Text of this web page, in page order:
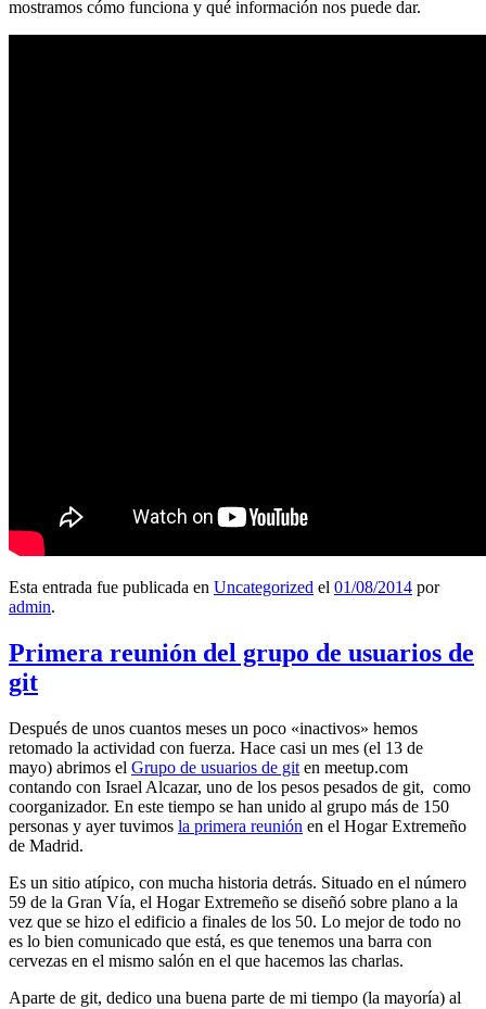
mostramos cómo funciona y qué información nos puede dar.
Esta entrada fue publicada en Uncategorized el 01/08/2014 por
admin.
Primera reunión del grupo de usuarios de
git
Después de unos cuantos meses un poco «inactivos» hemos
retomado la actividad con fuerza. Hace casi un mes (el 13 de
mayo) abrimos el Grupo de usuarios de git en meetup.com
contando con Israel Alcazar, uno de los pesos pesados de git, como
coorganizador. En este tiempo se han unido al grupo más de 150
personas y ayer tuvimos la primera reunión en el Hogar Extremeño
de Madrid.
Es un sitio atípico, con mucha historia detrás. Situado en el número
59 de la Gran Vía, el Hogar Extremeño se diseñó sobre plano a la
vez que se hizo el edificio a finales de los 50. Lo mejor de todo no
es lo bien comunicado que está, es que tenemos una barra con
cervezas en el mismo salón en el que hacemos las charlas.
Aparte de git, dedico una buena parte de mi tiempo (la mayoría) al